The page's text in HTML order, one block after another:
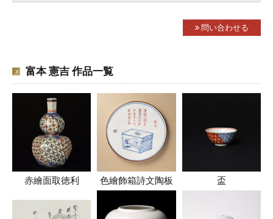
問い合わせる
富本 憲吉 作品一覧
赤繪面取徳利 色繪飾箱詩文陶板 盃